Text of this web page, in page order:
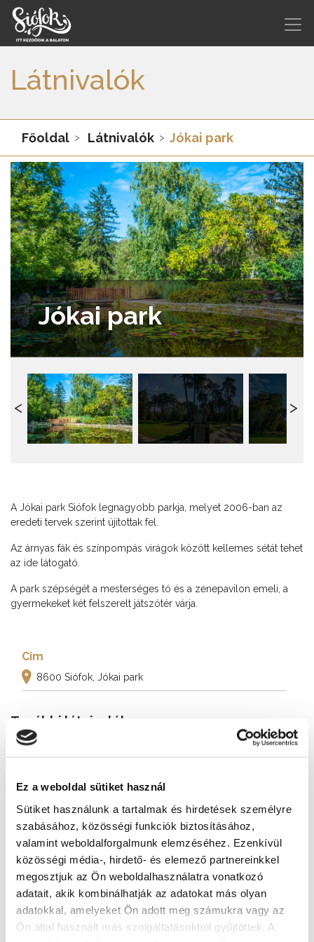
Ez a weboldal sütiket használ
Sütiket használunk a tartalmak és hirdetések személyre
szabásához, közösségi funkciók biztosításához,
valamint weboldalforgalmunk elemzéséhez. Ezenkívül
közösségi média-, hirdető- és elemező partnereinkkel
megosztjuk az Ön weboldalhasználatra vonatkozó
adatait, akik kombinálhatják az adatokat más olyan
adatokkal, amelyeket Ön adott meg számukra vagy az
Ön által használt más szolgáltatásokból gyűjtöttek. A
Látnivalók
Főoldal Látnivalók Jókai park
Jókai park
A Jókai park Siófok legnagyobb parkja, melyet 2006-ban az
eredeti tervek szerint újítottak fel.
Az árnyas fák és színpompás virágok között kellemes sétát tehet
az ide látogató.
A park szépségét a mesterséges tó és a zenepavilon emeli, a
gyermekeket két felszerelt játszótér várja.
Cím
8600 Siófok, Jókai park
További látnivalók